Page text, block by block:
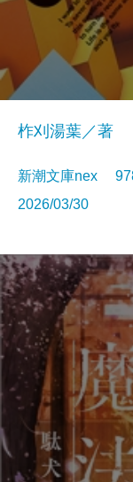
柞刈湯葉／著
新潮文庫nex
2026/03/30